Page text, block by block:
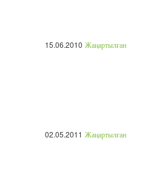
15.06.2010 Жаңартылған
02.05.2011 Жаңартылған